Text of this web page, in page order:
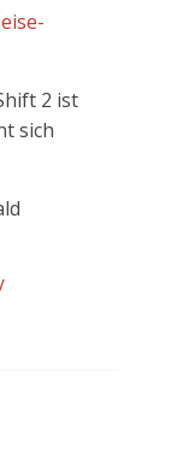
2 ist
sich